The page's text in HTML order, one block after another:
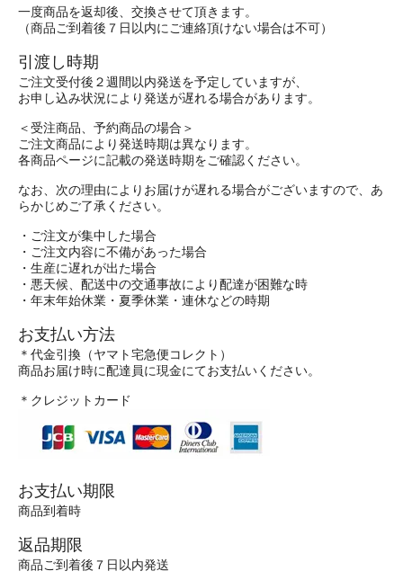
一度商品を返却後、交換させて頂きます。
（商品ご到着後７日以内にご連絡頂けない場合は不可）
引渡し時期
ご注文受付後２週間以内発送を予定していますが、
お申し込み状況により発送が遅れる場合があります。
＜受注商品、予約商品の場合＞
ご注文商品により発送時期は異なります。
各商品ページに記載の発送時期をご確認ください。
なお、次の理由によりお届けが遅れる場合がございますので、あ
らかじめご了承ください。
・ご注文が集中した場合
・ご注文内容に不備があった場合
・生産に遅れが出た場合
・悪天候、配送中の交通事故により配達が困難な時
・年末年始休業・夏季休業・連休などの時期
お支払い方法
＊代金引換（ヤマト宅急便コレクト）
商品お届け時に配達員に現金にてお支払いください。
＊クレジットカード
お支払い期限
商品到着時
返品期限
商品ご到着後７日以内発送